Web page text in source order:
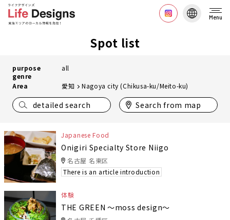
Menu
Spot list
purpose
genre
all
Area 愛知 Nagoya city (Chikusa-ku/Meito-ku)
detailed search Search from map
Japanese Food
Onigiri Specialty Store Niigo
名古屋 名東区
There is an article introduction
体験
THE GREEN 〜moss design〜